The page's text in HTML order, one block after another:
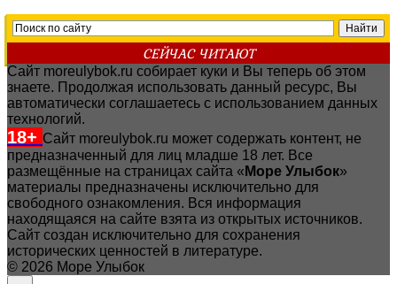
СЕЙЧАС ЧИТАЮТ
Сайт moreulybok.ru собирает куки и Вы теперь об этом
знаете. Продолжая использовать данный ресурс, Вы
автоматически соглашаетесь с использованием данных
технологий.
18+ Сайт moreulybok.ru может содержать контент, не
предназначенный для лиц младше 18 лет. Все
размещённые на страницах сайта « Море Улыбок»
материалы предназначены исключительно для
свободного ознакомления. Вся информация
находящаяся на сайте взята из открытых источников.
Сайт создан исключительно для сохранения
исторических ценностей в литературе.
© 2026 Море Улыбок